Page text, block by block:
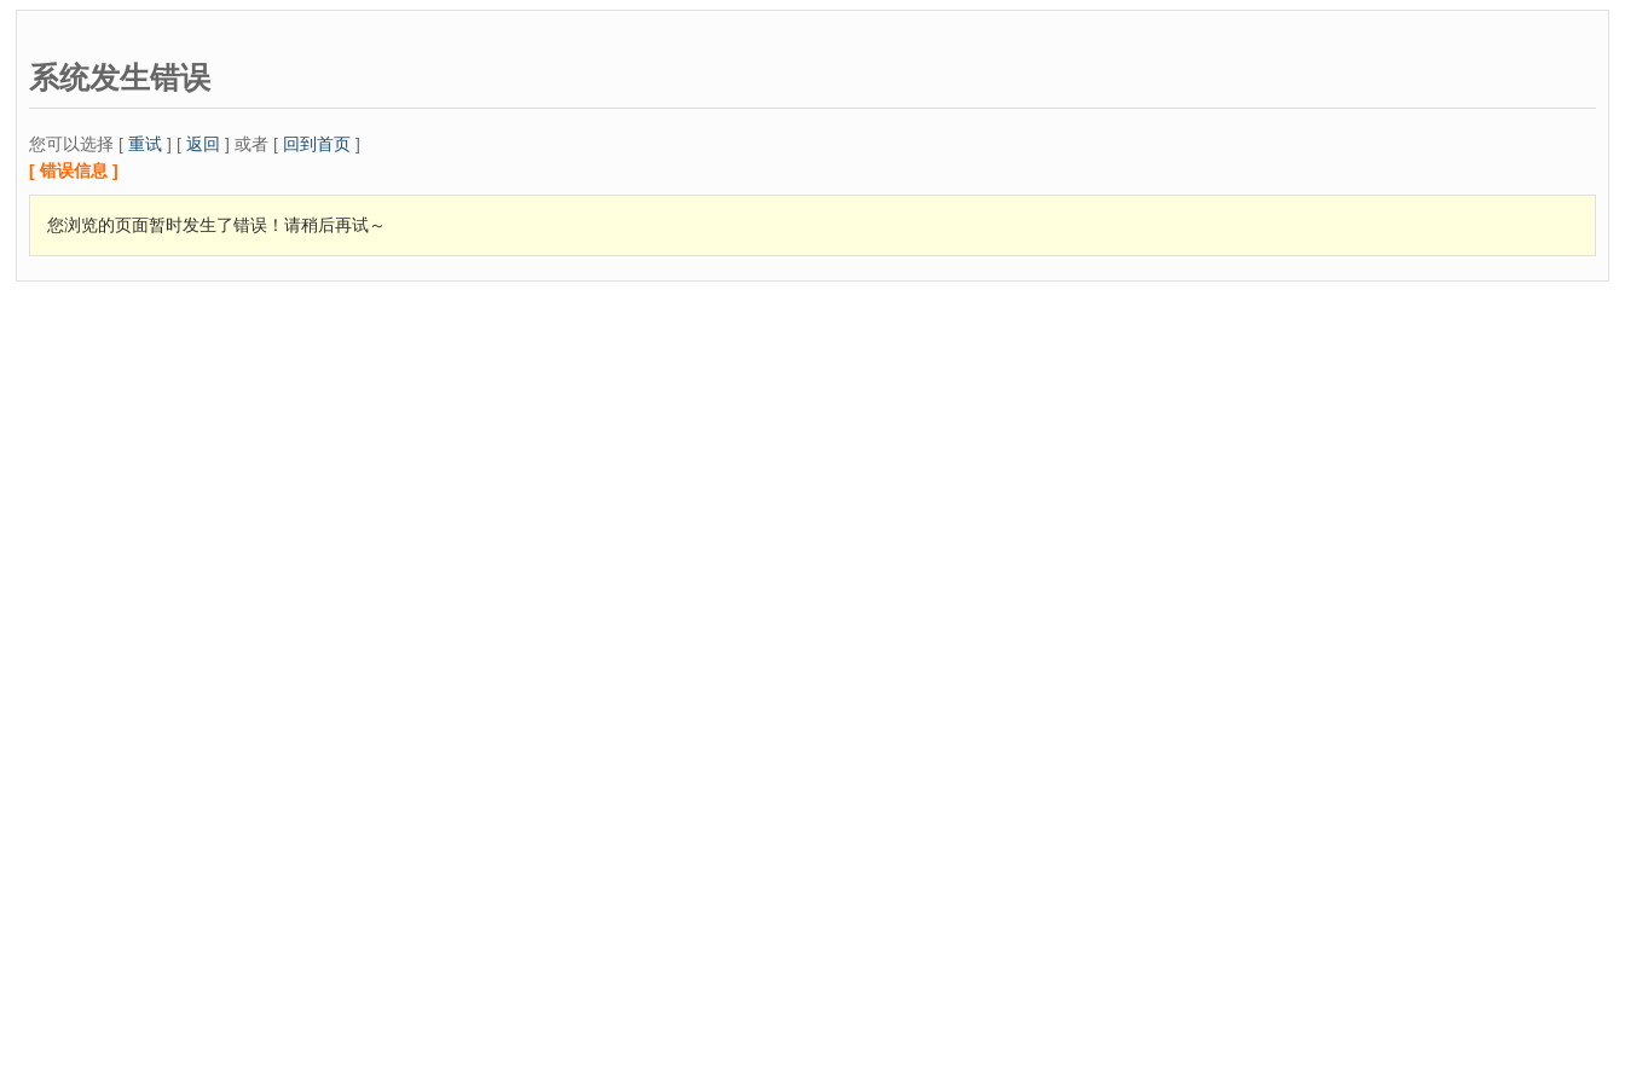
系统发生错误
您可以选择 [ 重试 ] [ 返回 ] 或者 [ 回到首页 ]
[ 错误信息 ]
您浏览的页面暂时发生了错误！请稍后再试～